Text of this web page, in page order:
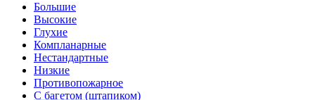
Большие
Высокие
Глухие
Компланарные
Нестандартные
Низкие
Противопожарное
С багетом (штапиком)